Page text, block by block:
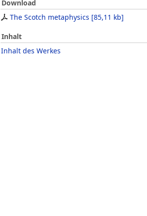
Download
The Scotch metaphysics [85,11 kb]
Inhalt
Inhalt des Werkes